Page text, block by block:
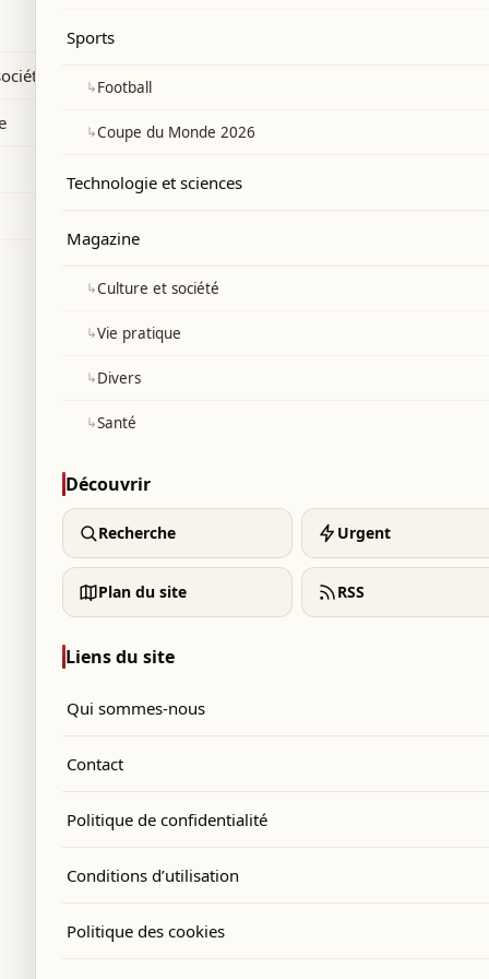
iraniennes contre le Qatar, l'Arabie
soutien total à ces États du Golfe.
Sports
↳Football
↳Coupe du Monde 2026
Technologie et sciences
Magazine
↳Culture et société
↳Vie pratique
↳Divers
↳Santé
Découvrir
Recherche Urgent
Plan du site RSS
Liens du site
Qui sommes-nous
Contact
Politique de confidentialité
Conditions d’utilisation
Politique des cookies